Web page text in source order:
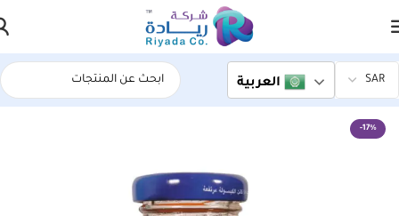
العربية
الرئيسية اسواق ريادة المركزية
-17%